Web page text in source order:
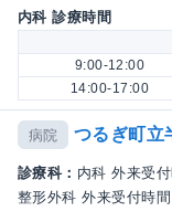
内科 診療時間
9:00-12:00
14:00-17:00
病院 つるぎ町立
診療科： 内科 外来受
整形外科 外来受付時間